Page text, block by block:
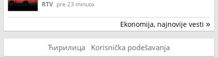
RTV pre 23 minuta
Ekonomija, najnovije vesti »
Ћирилица Korisnička podešavanja